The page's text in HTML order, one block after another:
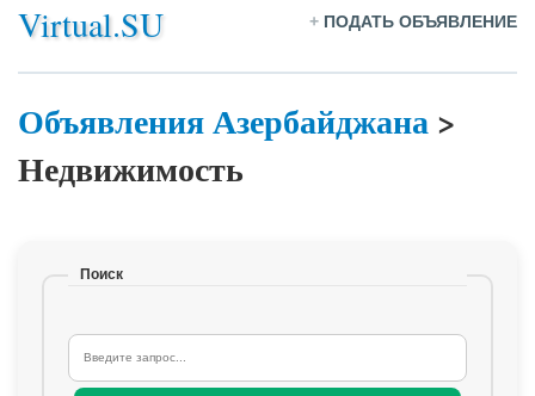
Virtual.SU + ПОДАТЬ ОБЪЯВЛЕНИЕ
Объявления Азербайджана>
Недвижимость
Поиск